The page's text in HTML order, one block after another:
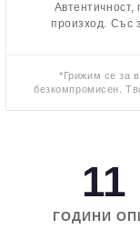
Автентичност,
произход. Със
*Грижим се за
безкомпромисен.
11
ГОДИНИ